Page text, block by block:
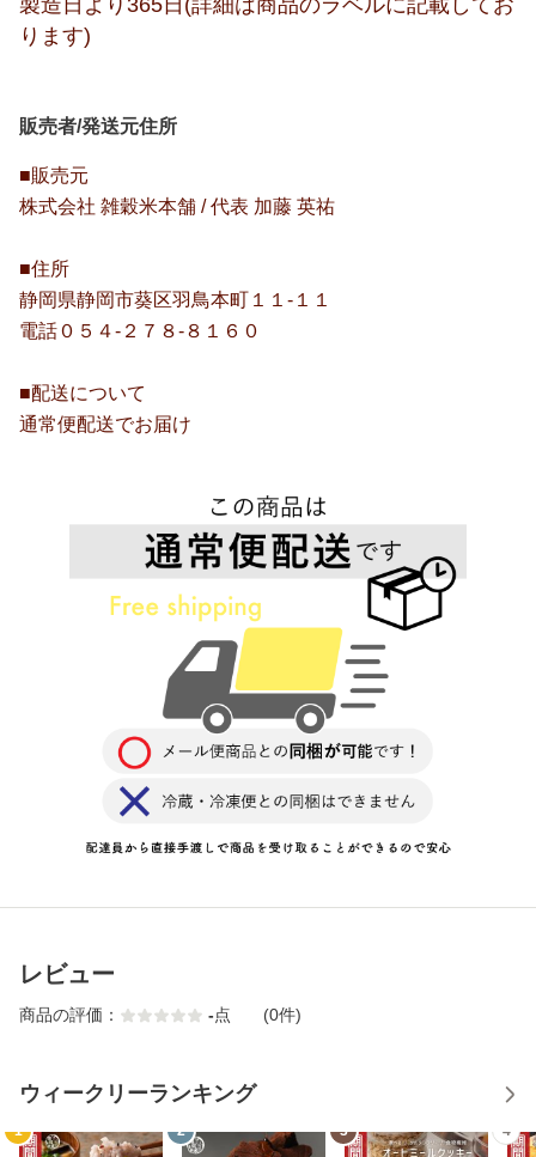
ります)
販売者/発送元住所
■販売元
株式会社 雑穀米本舗 / 代表 加藤 英祐
■住所
静岡県静岡市葵区羽鳥本町１１-１１
電話０５４-２７８-８１６０
■配送について
通常便配送でお届け
レビュー
商品の評価： -点 (0件)
ウィークリーランキング
1 2 3 4